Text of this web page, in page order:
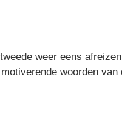
weer eens
woorden van